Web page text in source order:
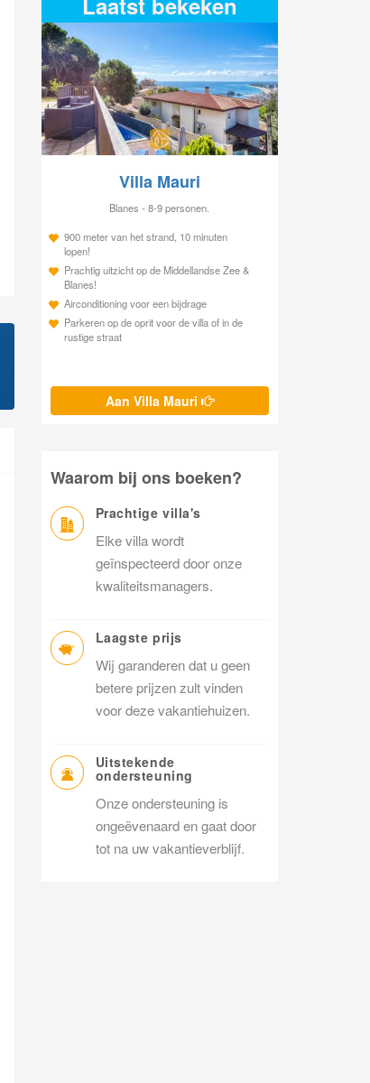
Villa Mauri
Blanes - 8-9 personen.
900 meter van het strand, 10 minuten
lopen!
Prachtig uitzicht op de Middellandse Zee &
Blanes!
Airconditioning voor een bijdrage
Parkeren op de oprit voor de villa of in de
rustige straat
Aan Villa Mauri
Waarom bij ons boeken?
Prachtige villa's
Elke villa wordt
geïnspecteerd door onze
kwaliteitsmanagers.
Laagste prijs
Wij garanderen dat u geen
betere prijzen zult vinden
voor deze vakantiehuizen.
Uitstekende
ondersteuning
Onze ondersteuning is
ongeëvenaard en gaat door
tot na uw vakantieverblijf.